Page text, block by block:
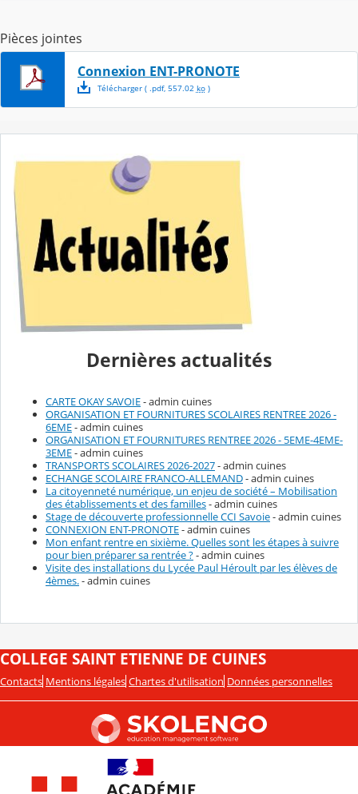
Pièces jointes
Connexion ENT-PRONOTE
Télécharger( .pdf, 557.02 ko)
Dernières actualités
CARTE OKAY SAVOIE- admin cuines
ORGANISATION ET FOURNITURES SCOLAIRES RENTREE 2026 -
6EME- admin cuines
ORGANISATION ET FOURNITURES RENTREE 2026 - 5EME-4EME-
3EME- admin cuines
TRANSPORTS SCOLAIRES 2026-2027- admin cuines
ECHANGE SCOLAIRE FRANCO-ALLEMAND- admin cuines
La citoyenneté numérique, un enjeu de société – Mobilisation
des établissements et des familles- admin cuines
Stage de découverte professionnelle CCI Savoie- admin cuines
CONNEXION ENT-PRONOTE- admin cuines
Mon enfant rentre en sixième. Quelles sont les étapes à suivre
pour bien préparer sa rentrée ?- admin cuines
Visite des installations du Lycée Paul Héroult par les élèves de
4èmes.- admin cuines
COLLEGE SAINT ETIENNE DE CUINES
Contacts Mentions légales Chartes d'utilisation Données personnelles